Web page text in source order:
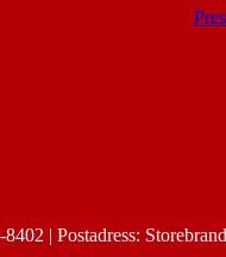
| Postadress: